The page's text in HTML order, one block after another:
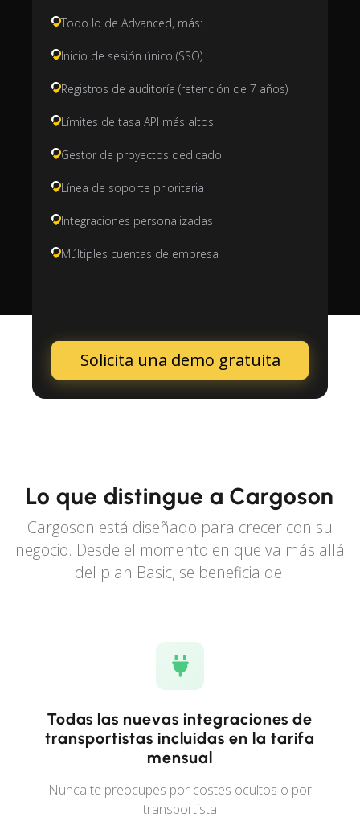
Todo lo de Advanced, más:
Inicio de sesión único (SSO)
Registros de auditoría (retención de 7 años)
Límites de tasa API más altos
Gestor de proyectos dedicado
Línea de soporte prioritaria
Integraciones personalizadas
Múltiples cuentas de empresa
Solicita una demo gratuita
Lo que distingue a Cargoson
Cargoson está diseñado para crecer con su
negocio. Desde el momento en que va más allá
del plan Basic, se beneficia de:
Todas las nuevas integraciones de
transportistas incluidas en la tarifa
mensual
Nunca te preocupes por costes ocultos o por
transportista